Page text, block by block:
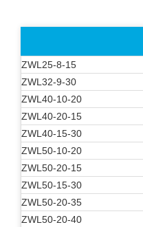
ZWL25-8-15
ZWL32-9-30
ZWL40-10-20
ZWL40-20-15
ZWL40-15-30
ZWL50-10-20
ZWL50-20-15
ZWL50-15-30
ZWL50-20-35
ZWL50-20-40